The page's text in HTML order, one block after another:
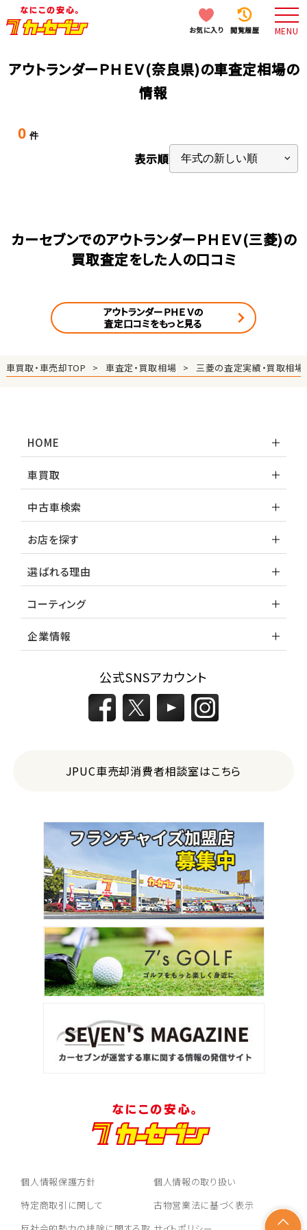
お気に入り 閲覧履歴 MENU
アウトランダーＰＨＥＶ(奈良県)の車査定相場の
情報
0 件
表示順
カーセブンでのアウトランダーＰＨＥＶ(三菱)の
買取査定をした人の口コミ
アウトランダーＰＨＥＶの
査定口コミをもっと見る
車買取・車売却TOP 車査定・買取相場 三菱の査定実績・買取相場
HOME
車買取
中古車検索
お店を探す
選ばれる理由
コーティング
企業情報
公式SNSアカウント
JPUC車売却消費者相談室はこちら
個人情報保護方針
個人情報の取り扱い
特定商取引に関して
古物営業法に基づく表示